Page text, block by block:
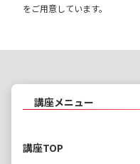
をご用意しています。
講座メニュー
講座TOP